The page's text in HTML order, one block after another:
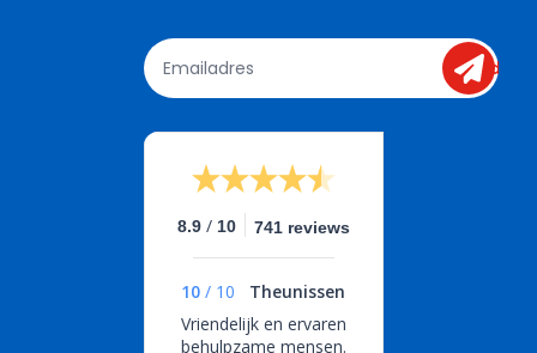
send
8.9 / 10 741 reviews
10 / 10
Theunissen
Vriendelijk en ervaren
behulpzame mensen.